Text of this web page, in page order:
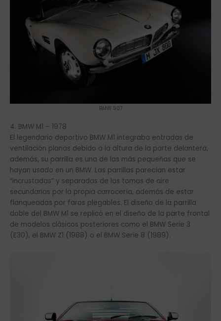
BMW 507
4. BMW M1 – 1978
El legendario deportivo BMW M1 integraba entradas de
ventilación planas debido a la altura de la parte delantera,
además, su parrilla es una de las más pequeñas que se
hayan usado en un BMW. Las parrillas parecían estar
“incrustadas” y separadas de las tomas de aire
secundarias por la propia carrocería, además de estar
flanqueadas por faros plegables. El diseño de la parrilla
doble del BMW M1 se replicó en el diseño de la parte frontal
de modelos clásicos posteriores como el BMW Serie 3
(E30), el BMW Z1 (1988) o el BMW Serie 8 (1989).